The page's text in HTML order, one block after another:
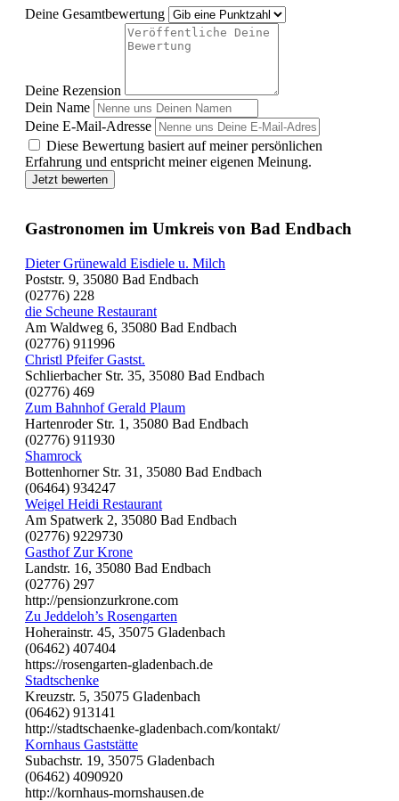
Deine Gesamtbewertung
Deine Rezension
Dein Name
Deine E-Mail-Adresse
Diese Bewertung basiert auf meiner persönlichen
Erfahrung und entspricht meiner eigenen Meinung.
Jetzt bewerten
Gastronomen im Umkreis von Bad Endbach
Dieter Grünewald Eisdiele u. Milch
Poststr. 9, 35080 Bad Endbach
(02776) 228
die Scheune Restaurant
Am Waldweg 6, 35080 Bad Endbach
(02776) 911996
Christl Pfeifer Gastst.
Schlierbacher Str. 35, 35080 Bad Endbach
(02776) 469
Zum Bahnhof Gerald Plaum
Hartenroder Str. 1, 35080 Bad Endbach
(02776) 911930
Shamrock
Bottenhorner Str. 31, 35080 Bad Endbach
(06464) 934247
Weigel Heidi Restaurant
Am Spatwerk 2, 35080 Bad Endbach
(02776) 9229730
Gasthof Zur Krone
Landstr. 16, 35080 Bad Endbach
(02776) 297
http://pensionzurkrone.com
Zu Jeddeloh’s Rosengarten
Hoherainstr. 45, 35075 Gladenbach
(06462) 407404
https://rosengarten-gladenbach.de
Stadtschenke
Kreuzstr. 5, 35075 Gladenbach
(06462) 913141
http://stadtschaenke-gladenbach.com/kontakt/
Kornhaus Gaststätte
Subachstr. 19, 35075 Gladenbach
(06462) 4090920
http://kornhaus-mornshausen.de